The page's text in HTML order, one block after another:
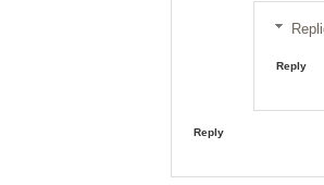
Reply
Reply